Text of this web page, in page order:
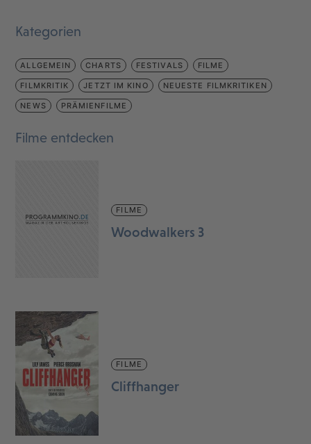
Kategorien
ALLGEMEIN CHARTS FESTIVALS FILME
FILMKRITIK JETZT IM KINO NEUESTE FILMKRITIKEN
NEWS PRÄMIENFILME
Filme entdecken
FILME
Woodwalkers 3
FILME
Cliffhanger